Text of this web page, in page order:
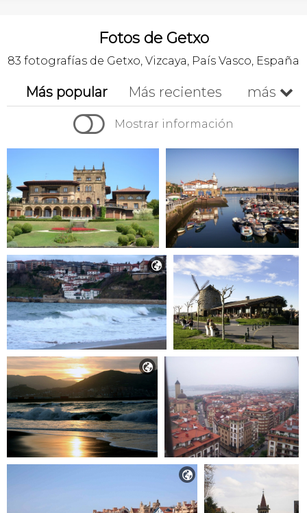
Fotos de Getxo
83 fotografías de Getxo, Vizcaya, País Vasco, España
Más popular
Más recientes
Cronológico
más 
 Mostrar información


